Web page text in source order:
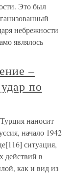
Это был
небрежности
являлось
–
по
наносит
начало 1942
ситуация,
действий в
как и вид из